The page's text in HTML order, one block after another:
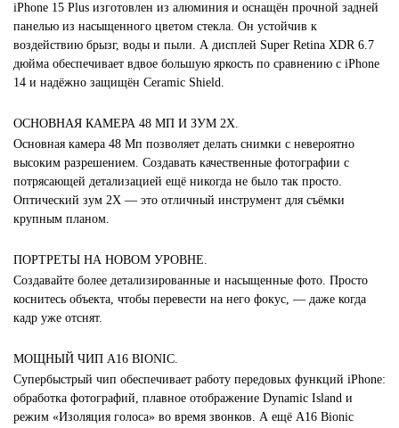
iPhone 15 Plus изготовлен из алюминия и оснащён прочной задней
панелью из насыщенного цветом стекла. Он устойчив к
воздействию брызг, воды и пыли. А дисплей Super Retina XDR 6.7
дюйма обеспечивает вдвое большую яркость по сравнению с iPhone
14 и надёжно защищён Ceramic Shield.
ОСНОВНАЯ КАМЕРА 48 МП И ЗУМ 2X.
Основная камера 48 Мп позволяет делать снимки с невероятно
высоким разрешением. Создавать качественные фотографии с
потрясающей детализацией ещё никогда не было так просто.
Оптический зум 2X — это отличный инструмент для съёмки
крупным планом.
ПОРТРЕТЫ НА НОВОМ УРОВНЕ.
Создавайте более детализированные и насыщенные фото. Просто
коснитесь объекта, чтобы перевести на него фокус, — даже когда
кадр уже отснят.
МОЩНЫЙ ЧИП A16 BIONIC.
Супербыстрый чип обеспечивает работу передовых функций iPhone:
обработка фотографий, плавное отображение Dynamic Island и
режим «Изоляция голоса» во время звонков. А ещё A16 Bionic